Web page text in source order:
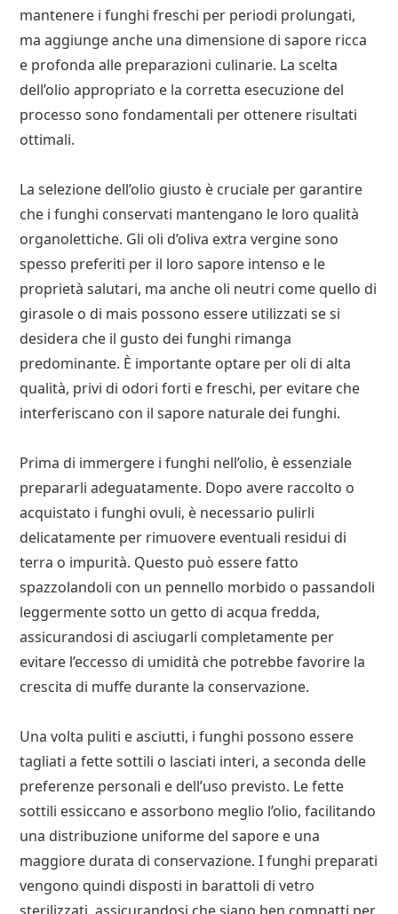
mantenere i funghi freschi per periodi prolungati,
ma aggiunge anche una dimensione di sapore ricca
e profonda alle preparazioni culinarie. La scelta
dell’olio appropriato e la corretta esecuzione del
processo sono fondamentali per ottenere risultati
ottimali.
La selezione dell’olio giusto è cruciale per garantire
che i funghi conservati mantengano le loro qualità
organolettiche. Gli oli d’oliva extra vergine sono
spesso preferiti per il loro sapore intenso e le
proprietà salutari, ma anche oli neutri come quello di
girasole o di mais possono essere utilizzati se si
desidera che il gusto dei funghi rimanga
predominante. È importante optare per oli di alta
qualità, privi di odori forti e freschi, per evitare che
interferiscano con il sapore naturale dei funghi.
Prima di immergere i funghi nell’olio, è essenziale
prepararli adeguatamente. Dopo avere raccolto o
acquistato i funghi ovuli, è necessario pulirli
delicatamente per rimuovere eventuali residui di
terra o impurità. Questo può essere fatto
spazzolandoli con un pennello morbido o passandoli
leggermente sotto un getto di acqua fredda,
assicurandosi di asciugarli completamente per
evitare l’eccesso di umidità che potrebbe favorire la
crescita di muffe durante la conservazione.
Una volta puliti e asciutti, i funghi possono essere
tagliati a fette sottili o lasciati interi, a seconda delle
preferenze personali e dell’uso previsto. Le fette
sottili essiccano e assorbono meglio l’olio, facilitando
una distribuzione uniforme del sapore e una
maggiore durata di conservazione. I funghi preparati
vengono quindi disposti in barattoli di vetro